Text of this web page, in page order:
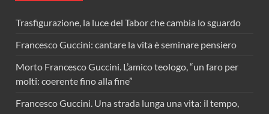
Trasfigurazione, la luce del Tabor che cambia lo sguardo
Francesco Guccini: cantare la vita è seminare pensiero
Morto Francesco Guccini. L’amico teologo, “un faro per
molti: coerente fino alla fine”
Francesco Guccini. Una strada lunga una vita: il tempo,